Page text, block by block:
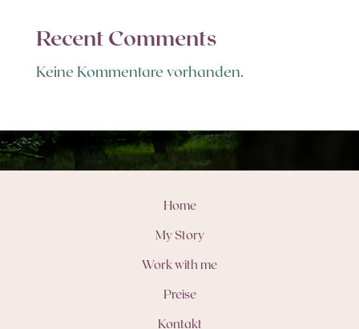
Recent Comments
Keine Kommentare vorhanden.
Home
My Story
Work with me
Preise
Kontakt